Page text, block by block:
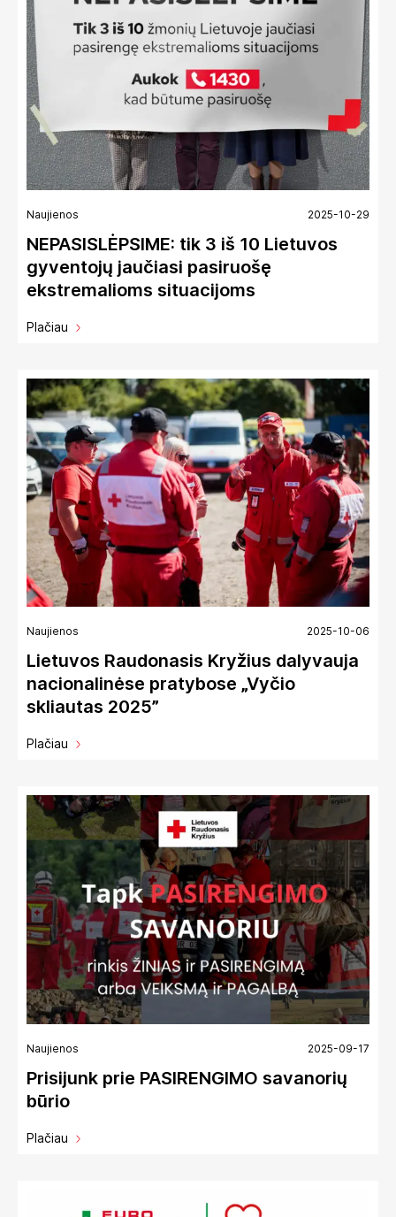
Naujienos 2025-10-29
NEPASISLĖPSIME: tik 3 iš 10 Lietuvos
gyventojų jaučiasi pasiruošę
ekstremalioms situacijoms
Plačiau
Naujienos 2025-10-06
Lietuvos Raudonasis Kryžius dalyvauja
nacionalinėse pratybose „Vyčio
skliautas 2025”
Plačiau
Naujienos 2025-09-17
Prisijunk prie PASIRENGIMO savanorių
būrio
Plačiau